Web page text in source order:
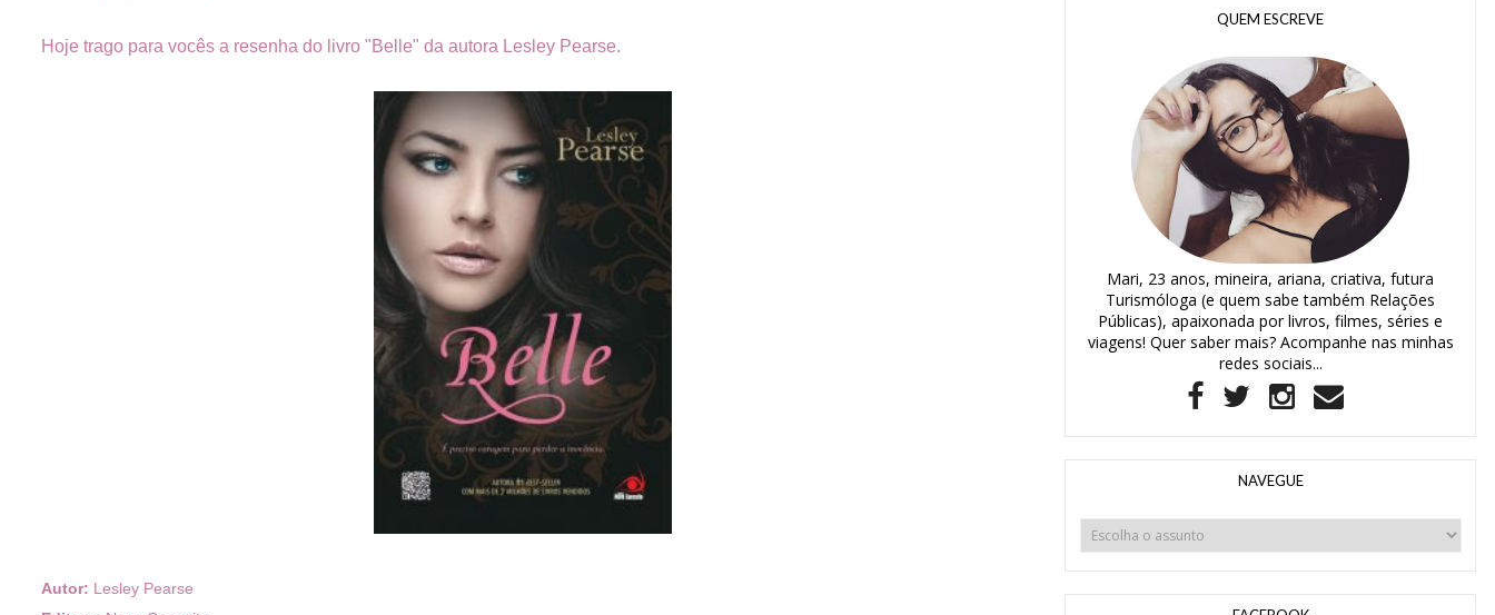
Hoje trago para vocês a resenha do livro "Belle" da autora Lesley Pearse.
Autor: Lesley Pearse
QUEM ESCREVE
Mari, 23 anos, mineira, ariana, criativa, futura
Turismóloga (e quem sabe também Relações
Públicas), apaixonada por livros, filmes, séries e
viagens! Quer saber mais? Acompanhe nas minhas
redes sociais...
NAVEGUE